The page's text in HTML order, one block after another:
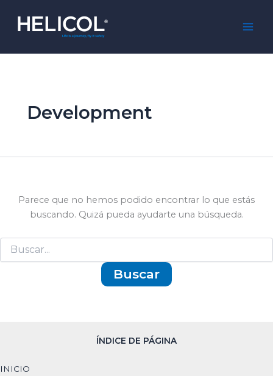
Development
Parece que no hemos podido encontrar lo que estás
buscando. Quizá pueda ayudarte una búsqueda.
Buscar
por:
ÍNDICE DE PÁGINA
INICIO